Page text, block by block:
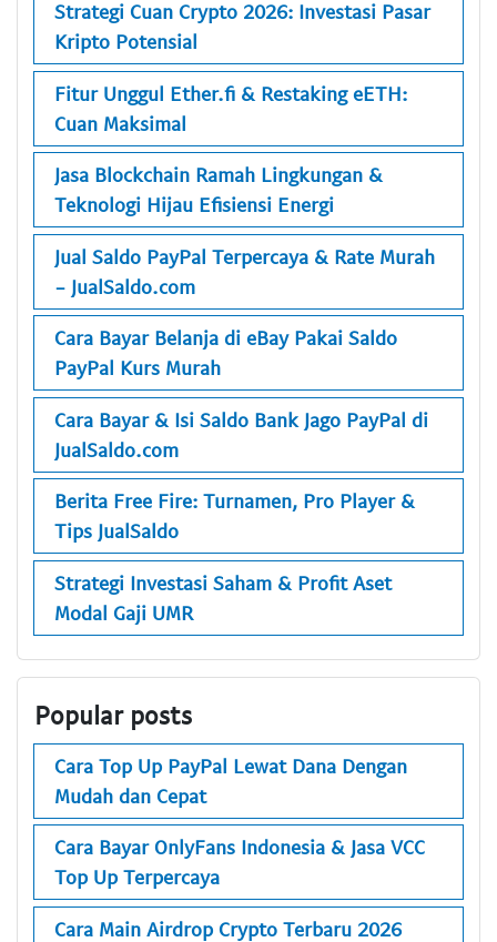
Strategi Cuan Crypto 2026: Investasi Pasar
Kripto Potensial
Fitur Unggul Ether.fi & Restaking eETH:
Cuan Maksimal
Jasa Blockchain Ramah Lingkungan &
Teknologi Hijau Efisiensi Energi
Jual Saldo PayPal Terpercaya & Rate Murah
- JualSaldo.com
Cara Bayar Belanja di eBay Pakai Saldo
PayPal Kurs Murah
Cara Bayar & Isi Saldo Bank Jago PayPal di
JualSaldo.com
Berita Free Fire: Turnamen, Pro Player &
Tips JualSaldo
Strategi Investasi Saham & Profit Aset
Modal Gaji UMR
Popular posts
Cara Top Up PayPal Lewat Dana Dengan
Mudah dan Cepat
Cara Bayar OnlyFans Indonesia & Jasa VCC
Top Up Terpercaya
Cara Main Airdrop Crypto Terbaru 2026